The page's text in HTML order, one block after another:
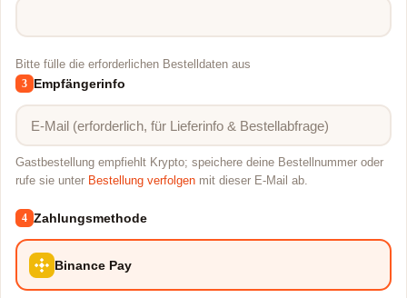
Bitte fülle die erforderlichen Bestelldaten aus
3 Empfängerinfo
Gastbestellung empfiehlt Krypto; speichere deine Bestellnummer oder
rufe sie unter Bestellung verfolgen mit dieser E-Mail ab.
4 Zahlungsmethode
Binance Pay